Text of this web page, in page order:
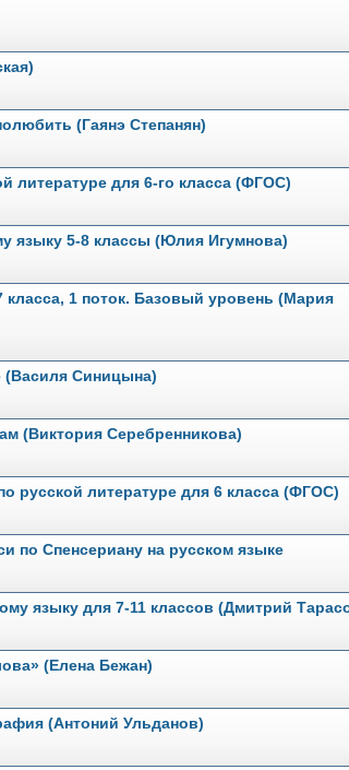
(Гаянэ Степанян)
литературе для 6-го класса (ФГОС)
языку 5-8 классы (Юлия Игумнова)
1 поток. Базовый уровень (Мария
(Василя Синицына)
(Виктория Серебренникова)
русской литературе для 6 класса (ФГОС)
по Спенсериану на русском языке
языку для 7-11 классов (Дмитрий
(Елена Бежан)
(Антоний Ульданов)